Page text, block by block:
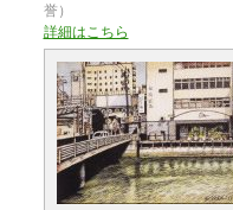
誉）
詳細はこちら